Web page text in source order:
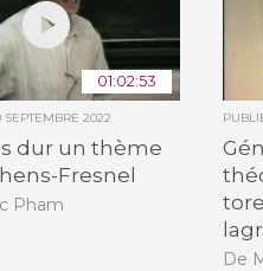
01:02:53
SEPTEMBRE 2022
dur un thème
Fresnel
Pham
De